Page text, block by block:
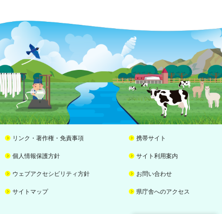
リンク・著作権・免責事項 携帯サイト
個人情報保護方針 サイト利用案内
ウェブアクセシビリティ方針 お問い合わせ
サイトマップ 県庁舎へのアクセス